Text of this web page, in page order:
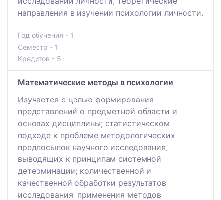
направления в изучении психологии личности.
Год обучения - 1
Семестр - 1
Кредитов - 5
Математические методы в психологии
Изучается с целью формирования
представлений о предметной области и
основах дисциплины; статистическом
подходе к проблеме методологических
предпосылок научного исследования,
выводящих к принципам системной
детерминации; количественной и
качественной обработки результатов
исследования, применения методов